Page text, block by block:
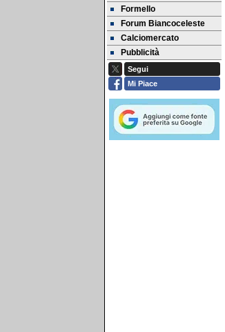
Formello
Forum Biancoceleste
Calciomercato
Pubblicità
Segui
Mi Piace